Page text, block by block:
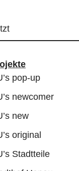
pop-up
newcomer
new
original
Stadtteile